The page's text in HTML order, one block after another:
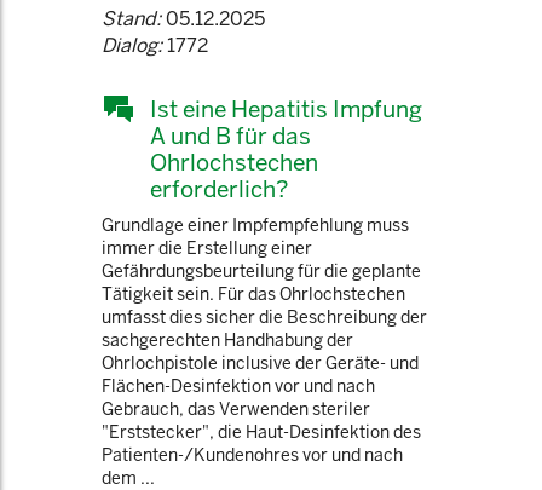
Stand:05.12.2025
Dialog:1772
Ist eine Hepatitis Impfung
A und B für das
Ohrlochstechen
erforderlich?
Grundlage einer Impfempfehlung muss
immer die Erstellung einer
Gefährdungsbeurteilung für die geplante
Tätigkeit sein. Für das Ohrlochstechen
umfasst dies sicher die Beschreibung der
sachgerechten Handhabung der
Ohrlochpistole inclusive der Geräte- und
Flächen-Desinfektion vor und nach
Gebrauch, das Verwenden steriler
"Erststecker", die Haut-Desinfektion des
Patienten-/Kundenohres vor und nach
dem ...